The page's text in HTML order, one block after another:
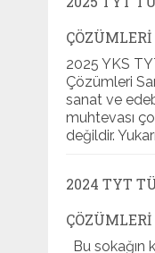
ÇÖZÜMLERI
2025 YKS
Çözümleri
sanat ve
muhtevası
değildir.
2024 TYT
ÇÖZÜMLERI
Bu sokağın